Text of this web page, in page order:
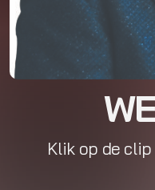
Klik op de